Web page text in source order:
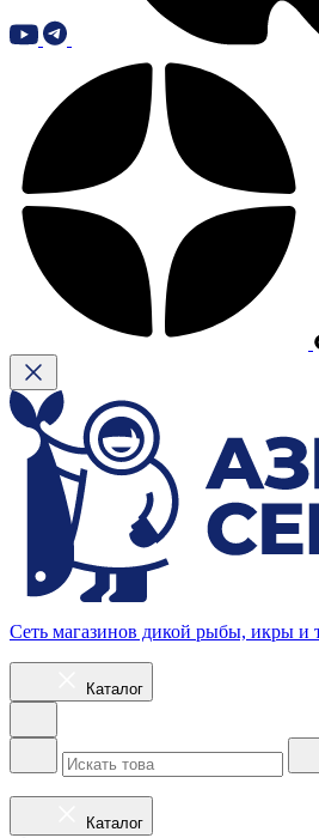
Сеть магазинов дикой рыбы, икры и
Каталог
Каталог